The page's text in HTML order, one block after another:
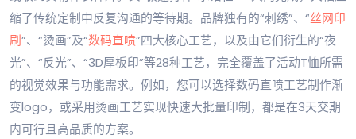
缩了传统定制中反复沟通的等待期。品牌独有的“刺绣”、“丝网印
刷”、“烫画”及“数码直喷”四大核心工艺，以及由它们衍生的“夜
光”、“反光”、“3D厚板印”等28种工艺，完全覆盖了活动T恤所需
的视觉效果与功能需求。例如，您可以选择数码直喷工艺制作渐
变logo，或采用烫画工艺实现快速大批量印制，都是在3天交期
内可行且高品质的方案。